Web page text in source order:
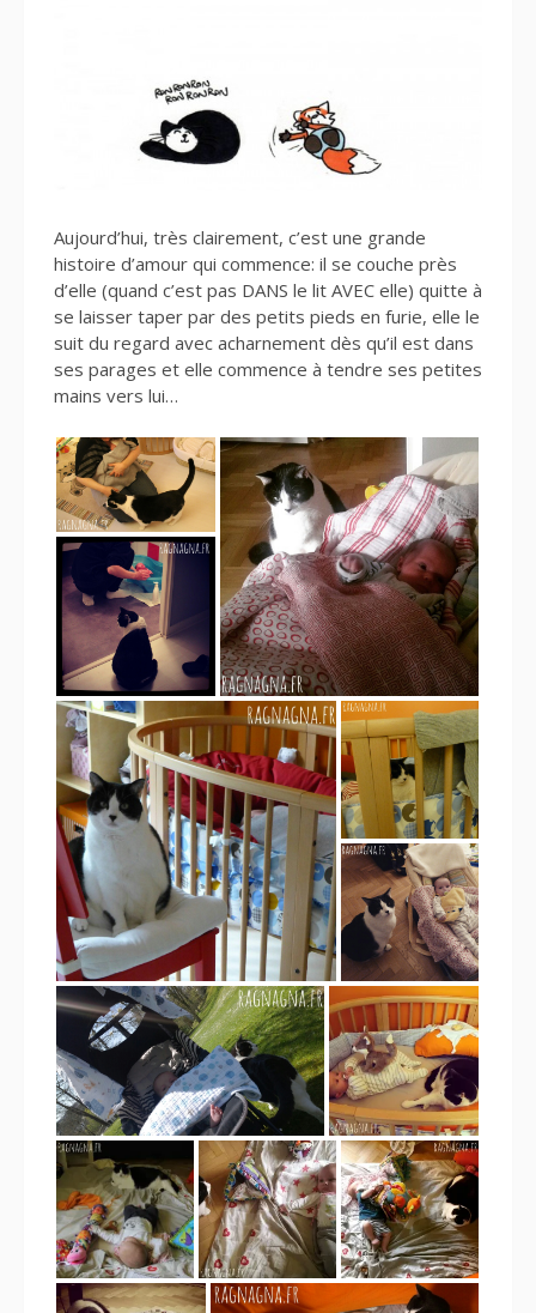
Aujourd’hui, très clairement, c’est une grande
histoire d’amour qui commence: il se couche près
d’elle (quand c’est pas DANS le lit AVEC elle) quitte à
se laisser taper par des petits pieds en furie, elle le
suit du regard avec acharnement dès qu’il est dans
ses parages et elle commence à tendre ses petites
mains vers lui…